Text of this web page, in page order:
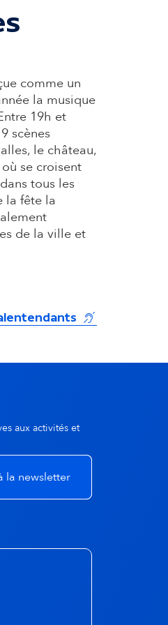
comme un
la musique
19h et
scènes
le château,
se croisent
tous les
la fête la
de la ville et
(s'ouvre dans
aux activités et
sur Facebook -
sur Instagram -
sur Linkedin -
nous sur Youtube -